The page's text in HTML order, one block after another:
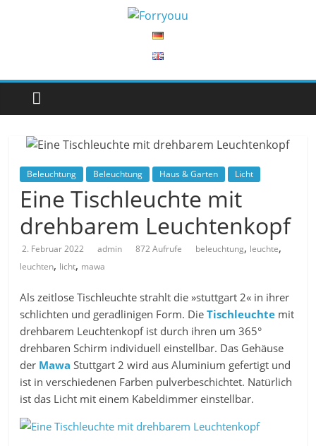
Beleuchtung Beleuchtung Haus & Garten Licht
Eine Tischleuchte mit
drehbarem Leuchtenkopf
2. Februar 2022 admin 872 Aufrufe beleuchtung, leuchte,
leuchten, licht, mawa
Als zeitlose Tischleuchte strahlt die »stuttgart 2« in ihrer
schlichten und geradlinigen Form. DieTischleuchte mit
drehbarem Leuchtenkopf ist durch ihren um 365°
drehbaren Schirm individuell einstellbar. Das Gehäuse
der Mawa Stuttgart 2 wird aus Aluminium gefertigt und
ist in verschiedenen Farben pulverbeschichtet. Natürlich
ist das Licht mit einem Kabeldimmer einstellbar.